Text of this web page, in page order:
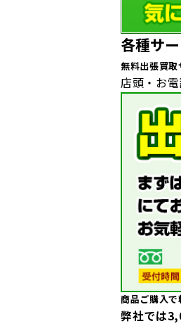
各種サ
無料出張買取
店頭・お
商品ご購入
弊社では